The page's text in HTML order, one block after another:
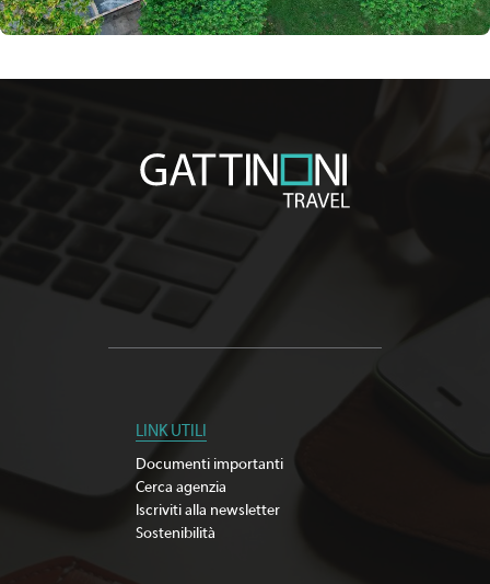
LINK UTILI
Documenti importanti
Cerca agenzia
Iscriviti alla newsletter
Sostenibilità